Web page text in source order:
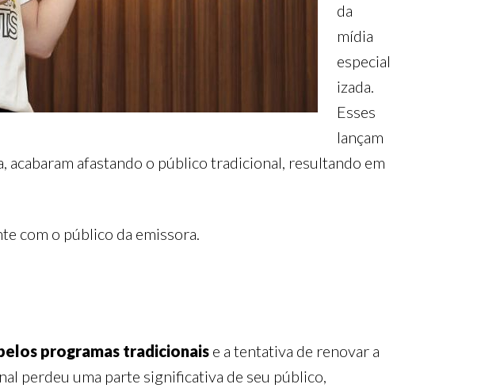
da
mídia
especial
izada.
Esses
lançam
afastando o público tradicional, resultando em
com o público da emissora.
programas tradicionais e a tentativa de renovar a
perdeu uma parte significativa de seu público,